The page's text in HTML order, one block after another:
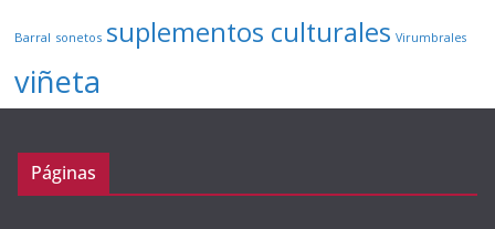
Barral sonetos suplementos culturales Virumbrales
viñeta
Páginas